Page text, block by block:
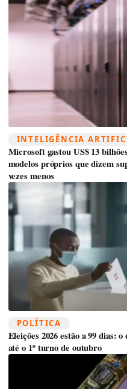
INTELIGÊNCIA
Microsoft gastou US$ 13
modelos próprios que dizem
vezes menos
POLÍTICA
Eleições 2026 estão a 99 dias:
até o 1º turno de outubro